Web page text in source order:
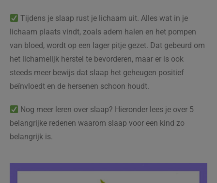
Tijdens je slaap rust je lichaam uit. Alles wat in je
lichaam plaats vindt, zoals adem halen en het pompen
van bloed, wordt op een lager pitje gezet. Dat gebeurd om
het lichamelijk herstel te bevorderen, maar er is ook
steeds meer bewijs dat slaap het geheugen positief
beïnvloedt en de hersenen schoon houdt.
Nog meer leren over slaap? Hieronder lees je over 5
belangrijke redenen waarom slaap voor een kind zo
belangrijk is.